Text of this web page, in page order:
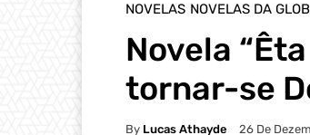
NOVELAS NOVELAS DA
Novela
tornar-se
By Lucas Athayde 26 De